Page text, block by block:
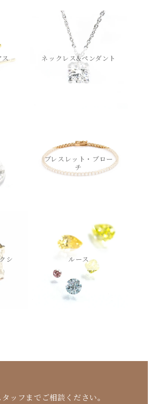
ス ネックレス&ペンダント
ブレスレット・ブロー
チ
シ
ルース
ッフまでご相談ください。